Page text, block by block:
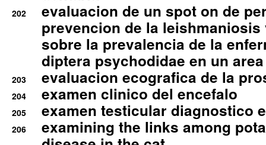
202
evaluacion de un spot on de
prevencion de la
sobre la prevalencia de la
diptera psychodidae en un
203 evaluacion ecografica de la
204 examen clinico del encefalo
205 examen testicular diagnostico
206
examining the links among